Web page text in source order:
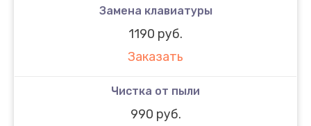
Замена клавиатуры
1190 руб.
Заказать
Чистка от пыли
990 руб.